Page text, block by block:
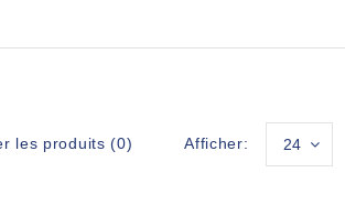
les produits (0) Afficher: 24